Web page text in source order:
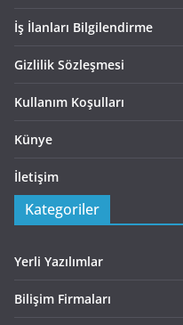
İş İlanları Bilgilendirme
Gizlilik Sözleşmesi
Kullanım Koşulları
Künye
İletişim
Kategoriler
Yerli Yazılımlar
Bilişim Firmaları